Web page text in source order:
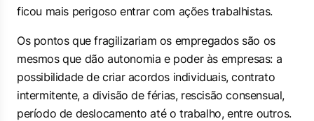
ficou mais perigoso entrar com ações trabalhistas.
Os pontos que fragilizariam os empregados são os
mesmos que dão autonomia e poder às empresas: a
possibilidade de criar acordos individuais, contrato
intermitente, a divisão de férias, rescisão consensual,
período de deslocamento até o trabalho, entre outros.